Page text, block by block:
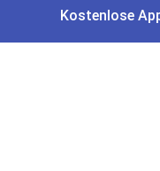
Amazon Spar-Abo
Kostenlose